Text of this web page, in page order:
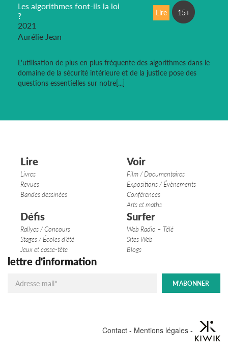
Les algorithmes font-ils la loi
?
2021
Aurélie Jean
L'utilisation de plus en plus fréquente des algorithmes dans le
domaine de la sécurité intérieure et de la justice pose des
questions essentielles sur notre[...]
Lire 15+
Lire
Livres
Revues
Bandes dessinées
Voir
Film / Documentaires
Expositions / Évènements
Conférences
Arts et maths
Défis
Rallyes / Concours
Stages / Écoles d’été
Jeux et casse-tête
Surfer
Web Radio – Télé
Sites Web
Blogs
lettre d'information
Contact - Mentions légales -